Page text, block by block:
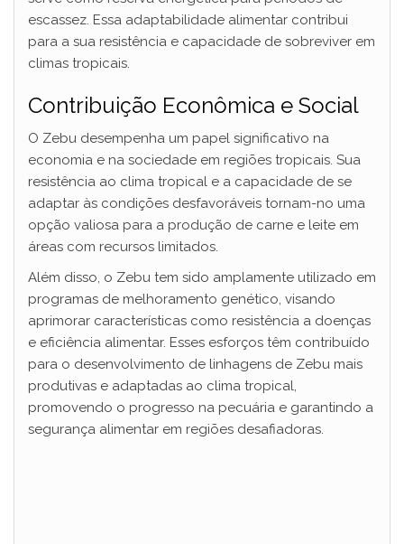
escassez. Essa adaptabilidade alimentar contribui
para a sua resistência e capacidade de sobreviver em
climas tropicais.
Contribuição Econômica e Social
O Zebu desempenha um papel significativo na
economia e na sociedade em regiões tropicais. Sua
resistência ao clima tropical e a capacidade de se
adaptar às condições desfavoráveis tornam-no uma
opção valiosa para a produção de carne e leite em
áreas com recursos limitados.
Além disso, o Zebu tem sido amplamente utilizado em
programas de melhoramento genético, visando
aprimorar características como resistência a doenças
e eficiência alimentar. Esses esforços têm contribuído
para o desenvolvimento de linhagens de Zebu mais
produtivas e adaptadas ao clima tropical,
promovendo o progresso na pecuária e garantindo a
segurança alimentar em regiões desafiadoras.